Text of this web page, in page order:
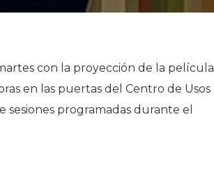
con la proyección de la película
en las puertas del Centro de Usos
programadas durante el